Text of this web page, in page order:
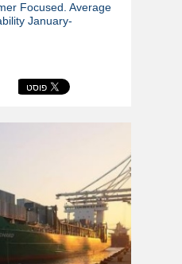
Focused. Average
January-